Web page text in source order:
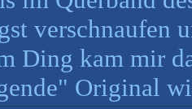
verschnaufen
Ding kam mir
Original